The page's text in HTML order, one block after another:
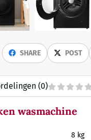
SHARE POST
(0)
wasmachine
8 kg